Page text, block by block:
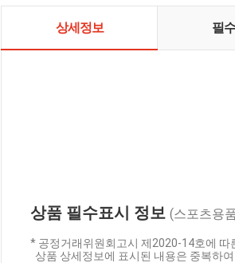
상세정보 필
상품 필수표시 정보 (스포츠용
* 공정거래위원회고시 제2020-14호에 따
상품 상세정보에 표시된 내용은 중복하